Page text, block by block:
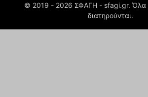
© 2019 - 2026 ΣΦΑΓΗ - sfagi.gr. Όλα
διατηρούνται.